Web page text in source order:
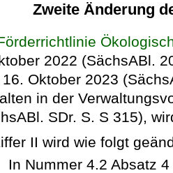
Zweite Änderung
2022 (SächsABl.
Oktober 2023
in der
SDr. S. S 315),
II wird wie folgt
In Nummer 4.2 Absatz